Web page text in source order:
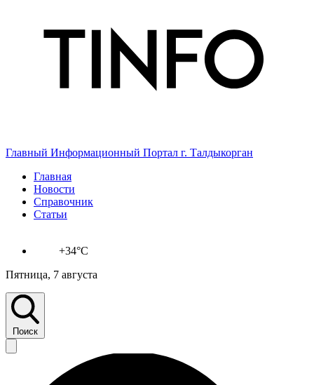
Главный Информационный Портал г. Талдыкорган
Главная
Новости
Справочник
Статьи
+34°C
Пятница, 7 августа
Поиск